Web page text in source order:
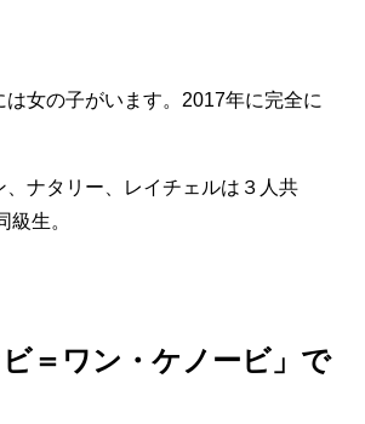
は女の子がいます。2017年に完全に
、ナタリー、レイチェルは３人共
級生。
ビ＝ワン・ケノービ」で